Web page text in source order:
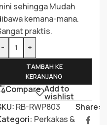
sehingga Mudah
kemana-mana.
praktis.
-
+
TAMBAH KE
KERANJANG
Compare Add to
wishlist
RB-RWP803
Perkakas &
Share: